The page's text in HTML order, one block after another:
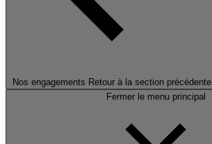
Nos engagements Retour à la section précédente
Fermer le menu principal